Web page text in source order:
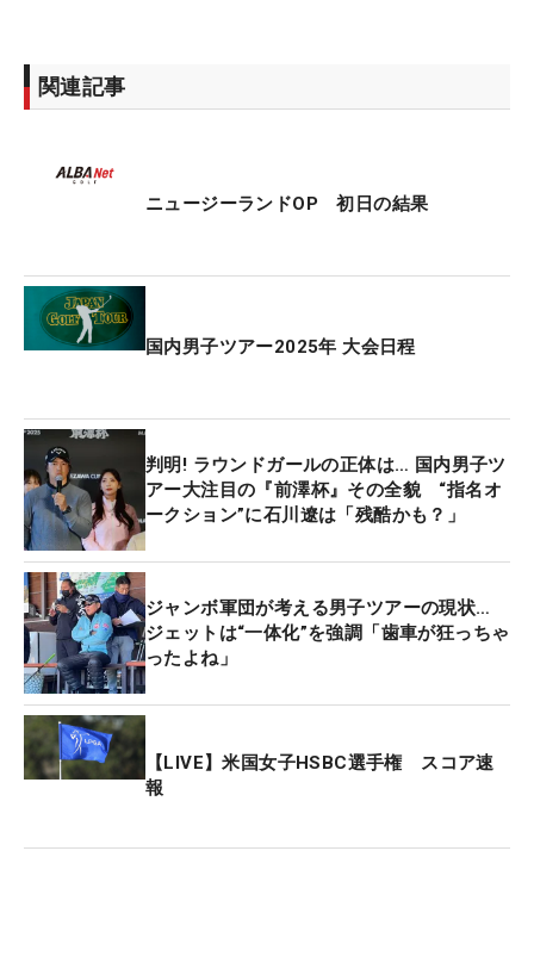
関連記事
ニュージーランドOP 初日の結果
国内男子ツアー2025年 大会日程
判明! ラウンドガールの正体は… 国内男子ツ
アー大注目の『前澤杯』その全貌 “指名オ
ークション”に石川遼は「残酷かも？」
ジャンボ軍団が考える男子ツアーの現状…
ジェットは“一体化”を強調「歯車が狂っちゃ
ったよね」
【LIVE】米国女子HSBC選手権 スコア速
報